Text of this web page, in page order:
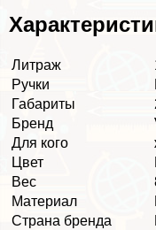
Литраж
Ручки
Габариты
Бренд
Для кого
Цвет
Вес
Материал
Страна бренда